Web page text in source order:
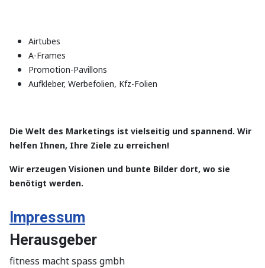
Airtubes
A-Frames
Promotion-Pavillons
Aufkleber, Werbefolien, Kfz-Folien
Die Welt des Marketings ist vielseitig und spannend. Wir
helfen Ihnen, Ihre Ziele zu erreichen!
Wir erzeugen Visionen und bunte Bilder dort, wo sie
benötigt werden.
Impressum
Herausgeber
fitness macht spass gmbh